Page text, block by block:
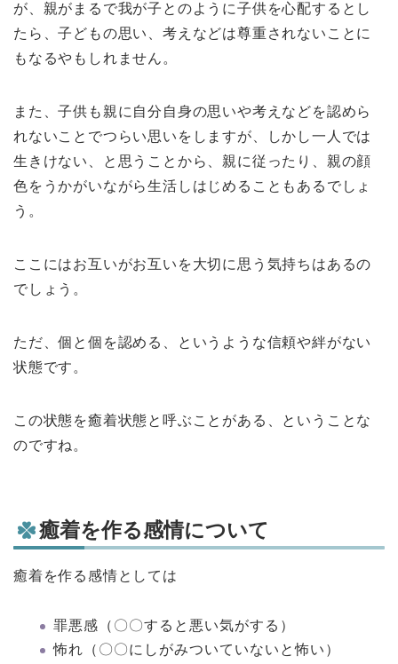
が、親がまるで我が子とのように子供を心配するとし
たら、子どもの思い、考えなどは尊重されないことに
もなるやもしれません。
また、子供も親に自分自身の思いや考えなどを認めら
れないことでつらい思いをしますが、しかし一人では
生きけない、と思うことから、親に従ったり、親の顔
色をうかがいながら生活しはじめることもあるでしょ
う。
ここにはお互いがお互いを大切に思う気持ちはあるの
でしょう。
ただ、個と個を認める、というような信頼や絆がない
状態です。
この状態を癒着状態と呼ぶことがある、ということな
のですね。
癒着を作る感情について
癒着を作る感情としては
罪悪感（〇〇すると悪い気がする）
怖れ（〇〇にしがみついていないと怖い）